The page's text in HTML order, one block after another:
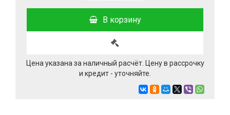
В корзину
Цена указана за наличный расчёт. Цену в рассрочку
и кредит - уточняйте.